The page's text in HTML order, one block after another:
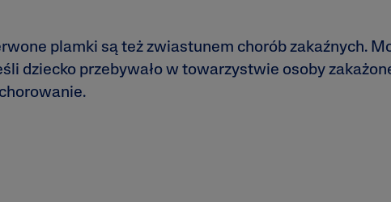
plamki są też zwiastunem chorób zakaźnych.
dziecko przebywało w towarzystwie osoby